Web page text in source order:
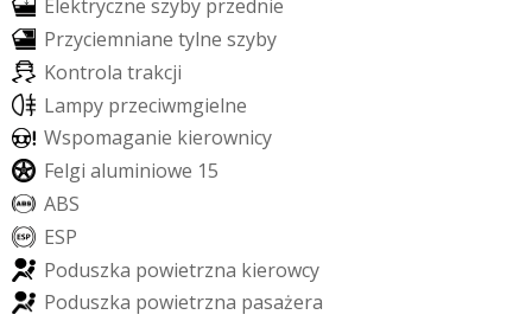
E ektryczne szyby przednie
Przyciemniane tylne szyby
Kontrola trakcji
Lampy przeciwmgielne
Wspomaganie kierownicy
Felgi aluminiowe 15
ABS
ESP
Poduszka powietrzna kierowcy
Poduszka powietrzna pasażera